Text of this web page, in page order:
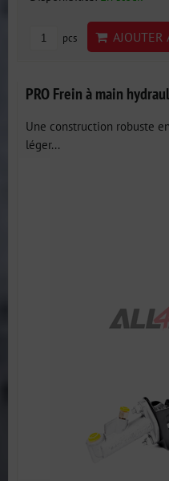
pcs AJOUTER
PRO Frein à main
Une construction robuste
léger...